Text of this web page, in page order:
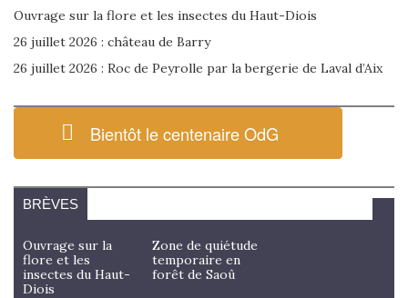
Ouvrage sur la flore et les insectes du Haut-Diois
26 juillet 2026 : château de Barry
26 juillet 2026 : Roc de Peyrolle par la bergerie de Laval d’Aix
Bientôt le centenaire OdG
BRÈVES
Ouvrage sur la
flore et les
insectes du Haut-
Diois
Zone de quiétude
temporaire en
forêt de Saoû